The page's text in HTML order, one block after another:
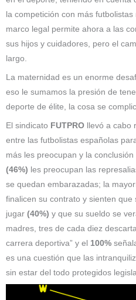
la competición con más
marco legal permite ahora a las
sus hijos y cuidadores, pero el
largo.
La maternidad es un enorme
eso le sumamos la presión de
deporte de élite, la cosa se
El sindicato FUTPRO llevó a cabo
entre las futbolistas españolas
más les preocupan y la
(46%) les preocupan las
se quedan embarazadas; la
finalicen su contrato y sienten
jugar (40%) y que su sueldo se
madres, tres de cada diez
carrera deportiva” y el 100%
es una cuestión que las
sin estar del todo protegidos